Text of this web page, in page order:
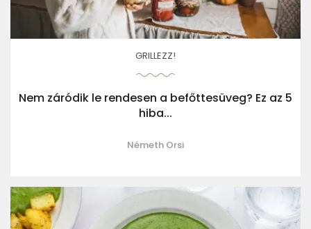
GRILLEZZ!
Nem záródik le rendesen a befőttesüveg? Ez az 5
hiba...
Németh Orsi